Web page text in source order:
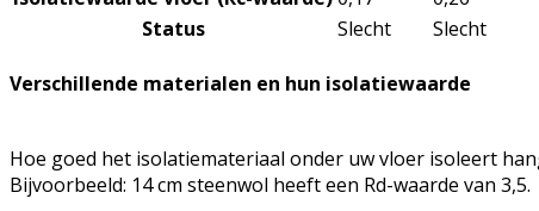
Status
Slecht Slecht
Verschillende materialen en hun isolatiewaarde
Hoe goed het isolatiemateriaal onder uw vloer isoleert
Bijvoorbeeld: 14 cm steenwol heeft een Rd-waarde van 3,5.